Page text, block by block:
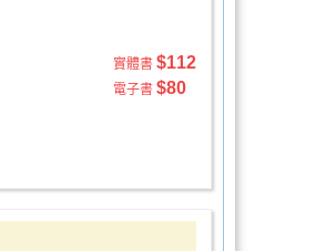
實體書 $112
電子書 $80